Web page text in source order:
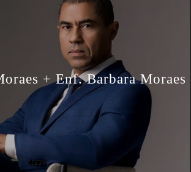
+ Enf. Barbara Moraes